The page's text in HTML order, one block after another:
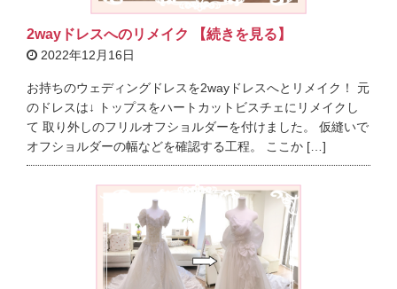
2wayドレスへのリメイク 【続きを見る】
2022年12月16日
お持ちのウェディングドレスを2wayドレスへとリメイク！ 元
のドレスは↓ トップスをハートカットビスチェにリメイクし
て 取り外しのフリルオフショルダーを付けました。 仮縫いで
オフショルダーの幅などを確認する工程。 ここか […]